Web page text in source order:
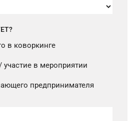
в коворкинге
в мероприятии
предпринимателя